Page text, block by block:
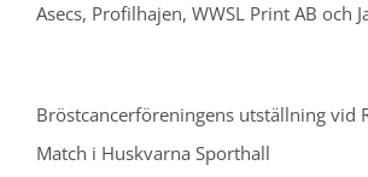
Asecs, Profilhajen, WWSL Print AB och
Bröstcancerföreningens utställning vid
Match i Huskvarna Sporthall